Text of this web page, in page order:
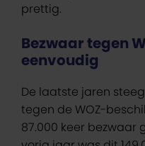
prettig.
Bezwaar tegen
eenvoudig
De laatste jaren
tegen de WOZ-
87.000 keer bezwaar